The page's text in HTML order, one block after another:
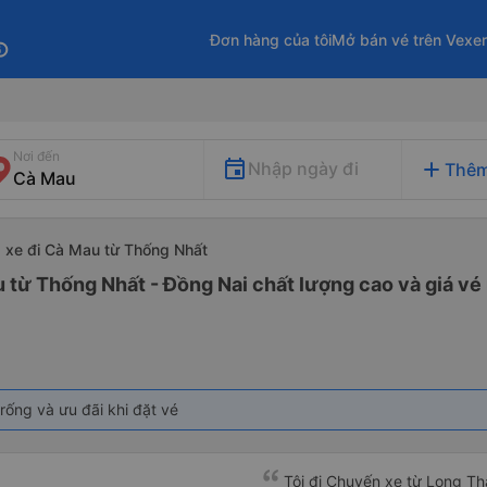
Đơn hàng của tôiMở bán vé trên
Nơi đến
Nhập ngày đi add
xe đi Cà Mau từ Thống Nhất
từ Thống Nhất - Đồng Nai chất lượng cao và giá
và ưu đãi khi đặt vé
Tôi đi Chuyến xe từ Long